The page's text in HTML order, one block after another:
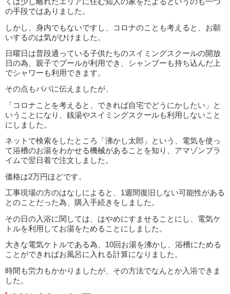
の手段ではありました。
しかし、身内でもないですし、コロナのことも考えると、お願
いするのは気がひけました。
日曜日は普段通っている子供たちのスイミングスクールの開放
日の為、親子でプールが利用でき、シャンプーも持ち込んだ上
でシャワーも利用できます。
その点もパパに伝えましたが、
「コロナことを考えると、できれば自宅でどうにかしたい」と
いうことになり、銭湯やスイミングスクールも利用しないこと
にしました。
ネットで検索をしたところ「沸かし太郎」という、電気を使っ
て浴槽のお湯をわかせる機械があることを知り、アマゾンプラ
イムで翌日着で注文しました。
価格は2万円ほどです。
工事現場の方のはなしによると、1週間復旧しない可能性がある
とのことだった為、購入手続きをしました。
その日の入浴に関しては、はやめにすませることにし、電気ケ
トルを利用してお湯をためることにしました。
大きな電気ケトルである為、10回お湯を沸かし、浴槽にためる
ことができればお風呂に入れる計算になりました。
時間も労力もかかりましたが、その方法でなんとか入浴できま
した。